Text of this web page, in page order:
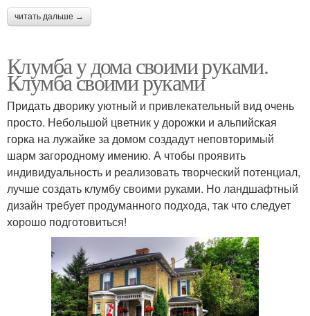
читать дальше →
Клумба у дома своими руками.
Клумба своими руками
Придать дворику уютный и привлекательный вид очень
просто. Небольшой цветник у дорожки и альпийская
горка на лужайке за домом создадут неповторимый
шарм загородному имению. А чтобы проявить
индивидуальность и реализовать творческий потенциал,
лучше создать клумбу своими руками. Но ландшафтный
дизайн требует продуманного подхода, так что следует
хорошо подготовиться!